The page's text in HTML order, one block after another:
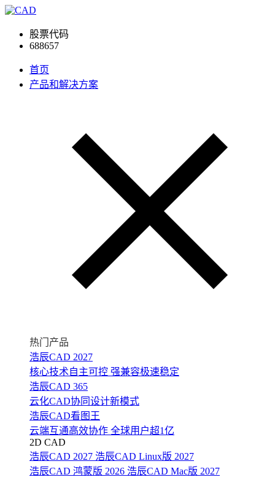
股票代码
688657
首页
产品和解决方案
热门产品
浩辰CAD 2027
核心技术自主可控 强兼容极速稳定
浩辰CAD 365
云化CAD协同设计新模式
浩辰CAD看图王
云端互通高效协作 全球用户超1亿
2D CAD
浩辰CAD 2027 浩辰CAD Linux版 2027
浩辰CAD 鸿蒙版 2026 浩辰CAD Mac版 2027